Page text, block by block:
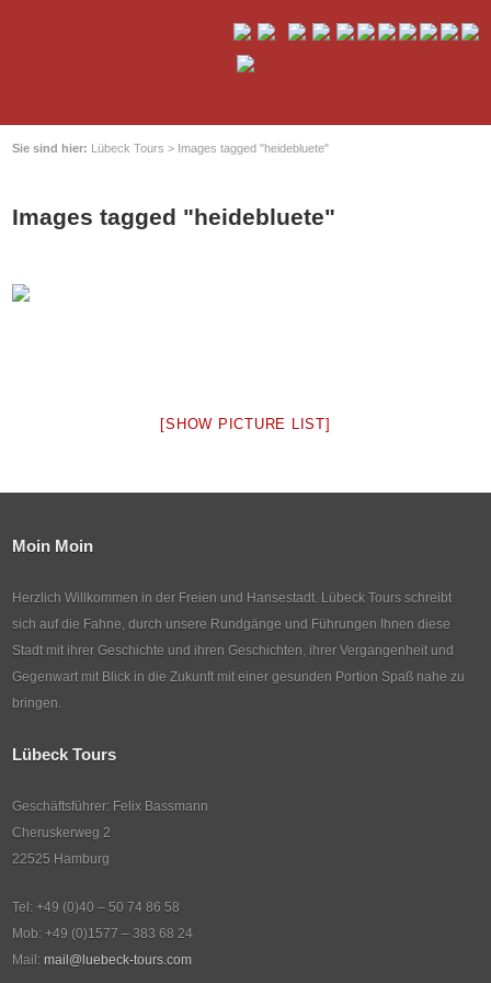
Sie sind hier: Lübeck Tours > Images tagged "heidebluete"
Images tagged "heidebluete"
[SHOW PICTURE LIST]
Moin Moin
Herzlich Willkommen in der Freien und Hansestadt. Lübeck Tours schreibt
sich auf die Fahne, durch unsere Rundgänge und Führungen Ihnen diese
Stadt mit ihrer Geschichte und ihren Geschichten, ihrer Vergangenheit und
Gegenwart mit Blick in die Zukunft mit einer gesunden Portion Spaß nahe zu
bringen.
Lübeck Tours
Geschäftsführer: Felix Bassmann
Cheruskerweg 2
22525 Hamburg
Tel: +49 (0)40 – 50 74 86 58
Mob: +49 (0)1577 – 383 68 24
Mail:mail@luebeck-tours.com